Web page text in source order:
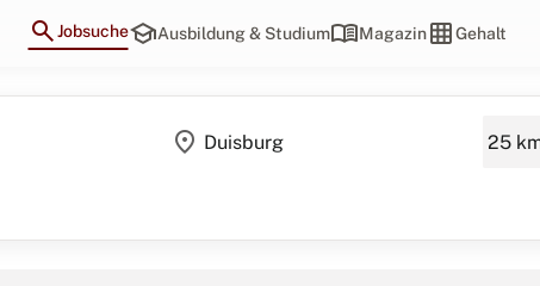
searchJobsucheschoolAusbildung & Studiummenu_bookMagazingrid_onGehalt
location_on